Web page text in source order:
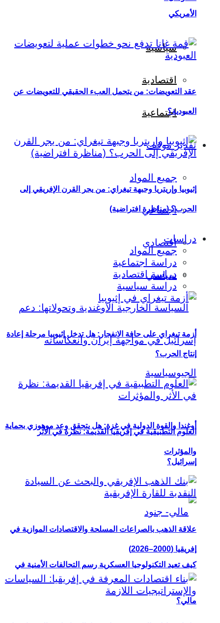
سياسية
اقتصادية
اجتماعية
تقدير موقف
جميع المواد
اجتماعي
اقتصادي
سياسي
أوغندا والقوة الدولية في غزة: هل يتحقق وعد موهوزي بحماية
إسرائيل؟
كيف تعيد التكنولوجيا العسكرية رسم التحالفات الأمنية في
مالي؟
الأمريكي
عقد التعويضات: من يتحمل العبء الحقيقي للتعويضات عن
العبودية؟
إثيوبيا وإريتريا وجبهة تيغراي: من يجر القرن الإفريقي إلى
الحرب؟ (مناظرة افتراضية)
دراسات
جميع المواد
دراسة اجتماعية
دراسة اقتصادية
دراسة سياسية
أزمة تيغراي على حافة الانفجار: هل تدخل إثيوبيا مرحلة إعادة
إنتاج الحرب؟
العلوم التطبيقية في إفريقيا القديمة: نظرة في الأثر
والمؤثرات
علاقة الذهب بالصراعات المسلحة والاقتصادات الموازية في
إفريقيا (2000–2026)